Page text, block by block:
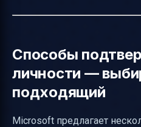
Способы
личности —
подходящий
Microsoft предлагает